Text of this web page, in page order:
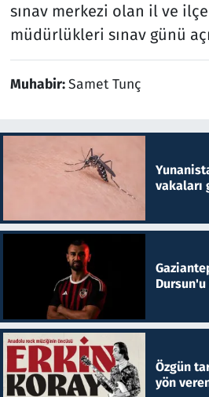
sınav merkezi olan il ve
müdürlükleri sınav günü
Muhabir:Samet Tunç
vakaları
Özgün
yön